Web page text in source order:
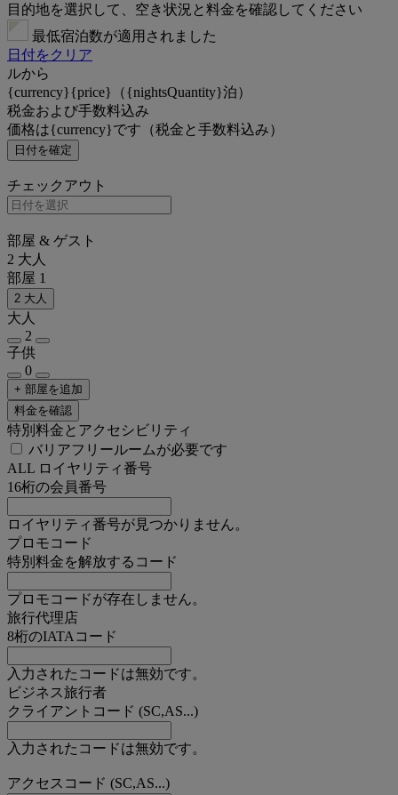
目的地を選択して、空き状況と料金を確認してください
最低宿泊数が適用されました
日付をクリア
ルから
{currency}{price}（{nightsQuantity}泊）
税金および手数料込み
価格は{currency}です（税金と手数料込み）
日付を確定
チェックアウト
部屋 & ゲスト
2 大人
部屋 1
2 大人
大人
2
子供
0
+ 部屋を追加
料金を確認
特別料金とアクセシビリティ
バリアフリールームが必要です
ALL ロイヤリティ番号
16桁の会員番号
ロイヤリティ番号が見つかりません。
プロモコード
特別料金を解放するコード
プロモコードが存在しません。
旅行代理店
8桁のIATAコード
入力されたコードは無効です。
ビジネス旅行者
クライアントコード (SC,AS...)
入力されたコードは無効です。
アクセスコード (SC,AS...)